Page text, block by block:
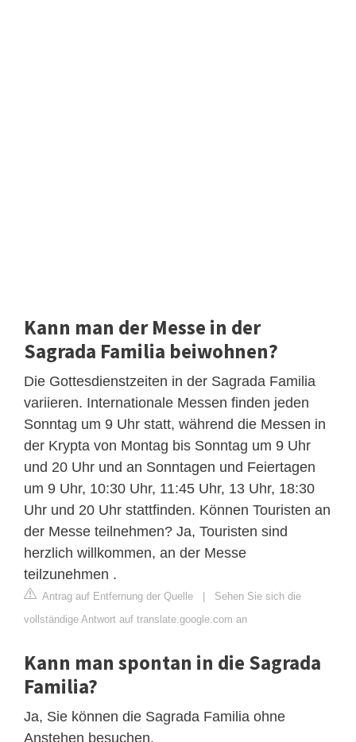
Kann man der Messe in der
Sagrada Familia beiwohnen?
Die Gottesdienstzeiten in der Sagrada Familia
variieren. Internationale Messen finden jeden
Sonntag um 9 Uhr statt, während die Messen in
der Krypta von Montag bis Sonntag um 9 Uhr
und 20 Uhr und an Sonntagen und Feiertagen
um 9 Uhr, 10:30 Uhr, 11:45 Uhr, 13 Uhr, 18:30
Uhr und 20 Uhr stattfinden. Können Touristen an
der Messe teilnehmen? Ja, Touristen sind
herzlich willkommen, an der Messe
teilzunehmen .
Antrag auf Entfernung der Quelle | Sehen Sie sich die
vollständige Antwort auf translate.google.com an
Kann man spontan in die Sagrada
Familia?
Ja, Sie können die Sagrada Familia ohne
Anstehen besuchen.